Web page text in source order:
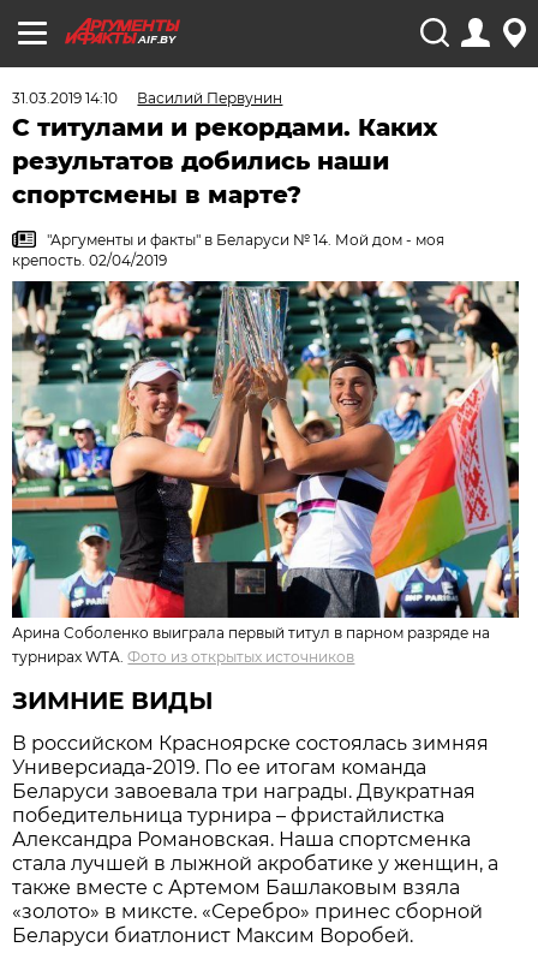
AIF.BY
31.03.2019 14:10 Василий Первунин
C титулами и рекордами. Каких
результатов добились наши
спортсмены в марте?
"Аргументы и факты" в Беларуси № 14. Мой дом - моя
крепость. 02/04/2019
Арина Соболенко выиграла первый титул в парном разряде на
турнирах WTA. Фото из открытых источников
ЗИМНИЕ ВИДЫ
В российском Красноярске состоялась зимняя
Универсиада-2019. По ее итогам команда
Беларуси завоевала три награды. Двукратная
победительница турнира – фристайлистка
Александра Романовская. Наша спортсменка
стала лучшей в лыжной акробатике у женщин, а
также вместе с Артемом Башлаковым взяла
«золото» в миксте. «Серебро» принес сборной
Беларуси биатлонист Максим Воробей.